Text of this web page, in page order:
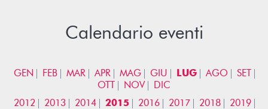
Calendario eventi
GEN FEB MAR APR MAG GIU LUG AGO
SET
OTT
NOV
DIC
2012
2013 2014 2015 2016 2017 2018
2019